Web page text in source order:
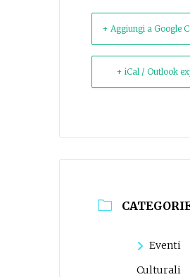
+ Aggiungi a Google
+ iCal / Outlook
Eventi
Culturali